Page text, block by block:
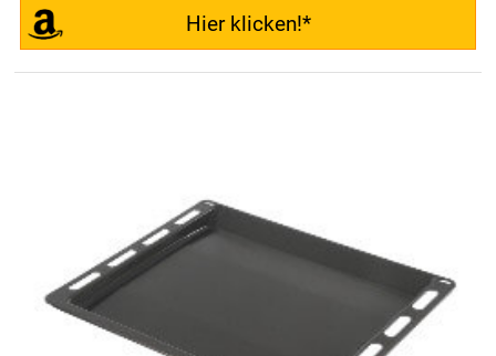
Hier klicken!*